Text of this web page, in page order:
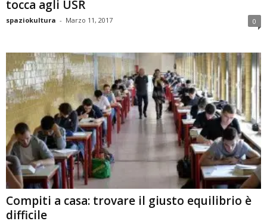
tocca agli USR
spaziokultura - Marzo 11, 2017 0
Compiti a casa: trovare il giusto equilibrio è
difficile